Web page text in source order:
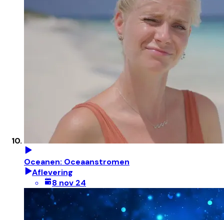
Oceanen: Oceaanstromen
Aflevering
8 nov 24